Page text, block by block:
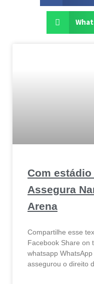
Com
Assegura
Arena
Compartilhe esse
Facebook Share on
whatsapp
assegurou o direito